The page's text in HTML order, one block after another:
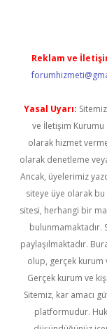
Reklam ve
Yasal Uyarı:
ve İletişim Kurumu
olarak hizmet
olarak denetleme
Ancak, üyelerimiz
siteye üye olarak
sitesi, herhangi bir
bulunmamaktadır.
paylaşılmaktadır.
olup, gerçek kurum
Gerçek kurum ve
Sitemiz, kar amacı
platformudur.